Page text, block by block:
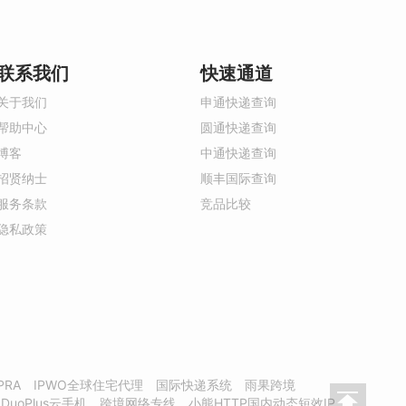
系我们
于我们
助中心
客
贤纳士
务条款
私政策
快速通道
申通快递查询
圆通快递查询
中通快递查询
顺丰国际查询
竞品比较
IPWO全球住宅代理 国际快递系统
雨果跨境
DuoPlus云手机
跨境网络专线 小熊HTTP国内动态短效IP